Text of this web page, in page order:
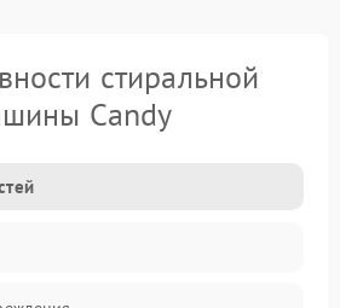
стиральной
Candy